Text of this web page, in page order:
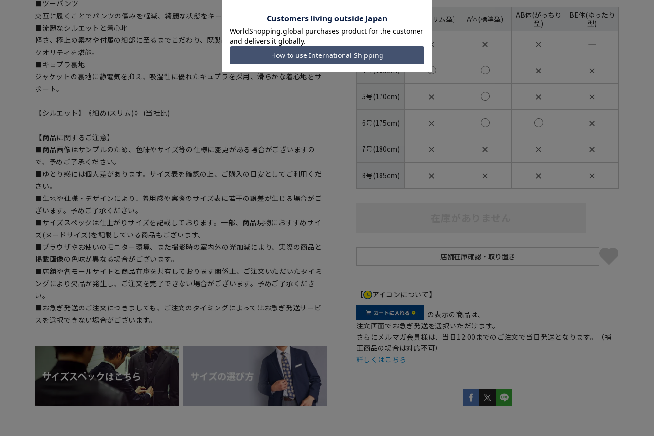
■ツーパンツ
交互に履くことでパンツの傷みを軽減、綺麗な状態をキープ。
■流麗なシルエットと着心地
軽さ、極上の素材や付属の細部に至るまでこだわり、既製品でありながらオーダーメイド
クオリティを堪能。
■キュプラ裏地
ジャケットの裏地に静電気を抑え、吸湿性に優れたキュプラを採用、滑らかな着心地をサ
ポート。
【シルエット】《細め(スリム)》 (当社比)
【商品に関するご注意】
■商品画像はサンプルのため、色味やサイズ等の仕様に変更がある場合がございますの
で、予めご了承ください。
■ゆとり感には個人差があります。サイズ表を確認の上、ご購入の目安としてご利用くだ
さい。
■生地や仕様・デザインにより、着用感や実際のサイズ表に若干の誤差が生じる場合がご
ざいます。予めご了承ください。
■サイズスペックは仕上がりサイズを記載しております。一部、商品現物におすすめサイ
ズ(ヌードサイズ)を記載している商品もございます。
■ブラウザやお使いのモニター環境、また撮影時の室内外の光加減により、実際の商品と
掲載画像の色味が異なる場合がございます。
■店舗や各モールサイトと商品在庫を共有しております関係上、ご注文いただいたタイミ
ングにより欠品が発生し、ご注文を完了できない場合がございます。予めご了承くださ
い。
■お急ぎ発送のご注文につきましても、ご注文のタイミングによってはお急ぎ発送サービ
スを選択できない場合がございます。
号数（身長） YA体(スリム型) A体(標準型)
AB体(がっちり
型)
BE体(ゆったり
型)
✕ ✕ ✕ ―
4号(165cm) ✕ ✕
5号(170cm) ✕ ✕ ✕
6号(175cm) ✕ ✕
7号(180cm) ✕ ✕ ✕ ✕
8号(185cm) ✕ ✕ ✕ ✕
【 アイコンについて】
の表示の商品は、
注文画面でお急ぎ発送を選択いただけます。
さらにメルマガ会員様は、当日12:00までのご注文で当日発送となります。（補
正商品の場合は対応不可）
詳しくはこちら